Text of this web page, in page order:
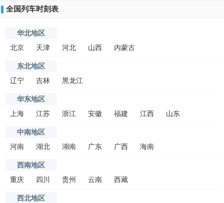
全国列车时刻表
华北地区
北京
天津 河北 山西 内蒙古
东北地区
辽宁
吉林 黑龙江
华东地区
上海
江苏 浙江 安徽 福建 江西 山东
中南地区
河南
湖北 湖南 广东 广西 海南
西南地区
重庆
四川 贵州 云南 西藏
西北地区